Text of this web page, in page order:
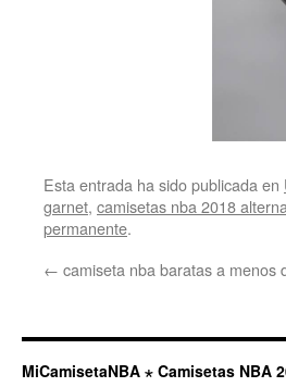
Esta entrada ha sido publicada en
garnet, camisetas nba 2018
permanente.
← camiseta nba baratas a menos
MiCamisetaNBA ⋆ Camisetas NBA